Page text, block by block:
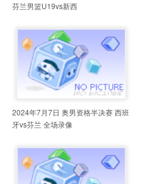
芬兰男篮U19vs新西
2024年7月7日 奥男资格半决赛 西班
牙vs芬兰 全场录像